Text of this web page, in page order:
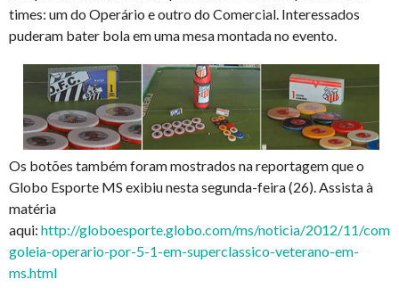
times: um do Operário e outro do Comercial. Interessados
puderam bater bola em uma mesa montada no evento.
Os botões também foram mostrados na reportagem que o
Globo Esporte MS exibiu nesta segunda-feira (26). Assista à
matéria
aqui: http://globoesporte.globo.com/ms/noticia/2012/11/
goleia-operario-por-5-1-em-superclassico-veterano-em-
ms.html